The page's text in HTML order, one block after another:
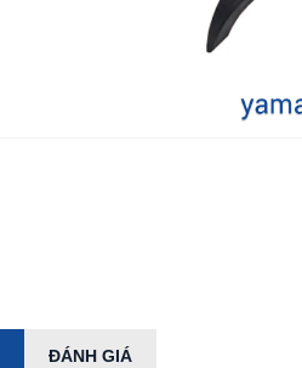
ĐÁNH GIÁ